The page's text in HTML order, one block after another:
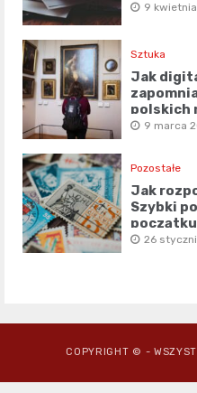
9
Sztuka
Jak
polskich
9 marca
Pozostałe
Jak
Szybki
26
COPYRIGHT © -